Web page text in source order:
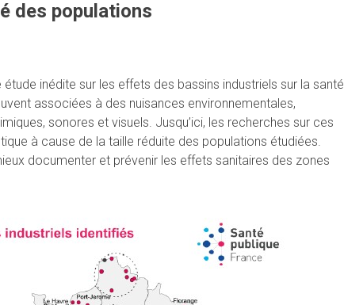
des populations
inédite sur les effets des bassins industriels sur la santé
associées à des nuisances environnementales,
sonores et visuels. Jusqu’ici, les recherches sur ces
à cause de la taille réduite des populations étudiées.
documenter et prévenir les effets sanitaires des zones